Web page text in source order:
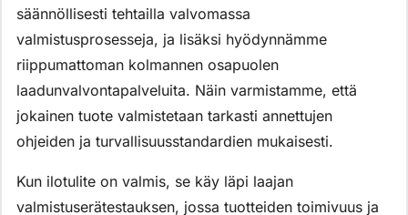
säännöllisesti tehtailla valvomassa
valmistusprosesseja, ja lisäksi hyödynnämme
riippumattoman kolmannen osapuolen
laadunvalvontapalveluita. Näin varmistamme, että
jokainen tuote valmistetaan tarkasti annettujen
ohjeiden ja turvallisuusstandardien mukaisesti.
Kun ilotulite on valmis, se käy läpi laajan
valmistuserätestauksen, jossa tuotteiden toimivuus ja